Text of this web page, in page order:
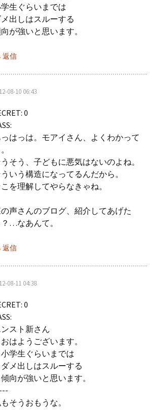
生ぐらいまでは
メ出しはスルーする
が強いと思います。
返信
08-10 06:43
0
はっは。モアイさん、よくわかって
そう、子どもに悪気はないのよね。
いう構造になってるんだから。
を理解してやらなきゃね。
声さんのブログ、紹介してあげた
…なあんて。
返信
08-11 04:38
0
スト新さん
おはようございます。
小学生ぐらいまでは
ダメ出しはスルーする
傾向が強いと思います。
そうおもうな。